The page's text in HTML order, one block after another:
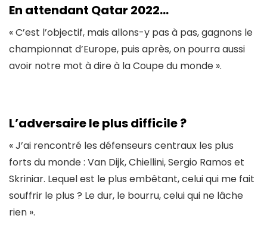
En attendant Qatar 2022…
« C’est l’objectif, mais allons-y pas à pas, gagnons le
championnat d’Europe, puis après, on pourra aussi
avoir notre mot à dire à la Coupe du monde ».
L’adversaire le plus difficile ?
« J’ai rencontré les défenseurs centraux les plus
forts du monde : Van Dijk, Chiellini, Sergio Ramos et
Skriniar. Lequel est le plus embêtant, celui qui me fait
souffrir le plus ? Le dur, le bourru, celui qui ne lâche
rien ».